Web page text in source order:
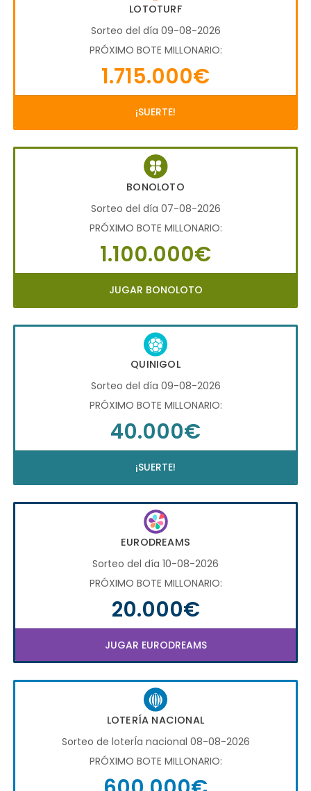
LOTOTURF
Sorteo del día 09-08-2026
PRÓXIMO BOTE MILLONARIO:
1.715.000€
¡SUERTE!
BONOLOTO
Sorteo del día 07-08-2026
PRÓXIMO BOTE MILLONARIO:
1.100.000€
JUGAR BONOLOTO
QUINIGOL
Sorteo del día 09-08-2026
PRÓXIMO BOTE MILLONARIO:
40.000€
¡SUERTE!
EURODREAMS
Sorteo del día 10-08-2026
PRÓXIMO BOTE MILLONARIO:
20.000€
JUGAR EURODREAMS
LOTERÍA NACIONAL
Sorteo de loterÍa nacional 08-08-2026
PRÓXIMO BOTE MILLONARIO: